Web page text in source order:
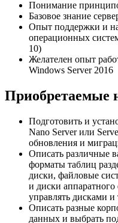
Понимание
Базовое знание
Опыт поддержки и
операционных
10)
Желателен опыт
Windows Server 2016
Приобретаемые
Подготовить и
Nano Server или
обновления и
Описать различные
форматы таблиц
диски, файловые
и диски аппаратного
управлять дисками
Описать разные
данных и выбрать